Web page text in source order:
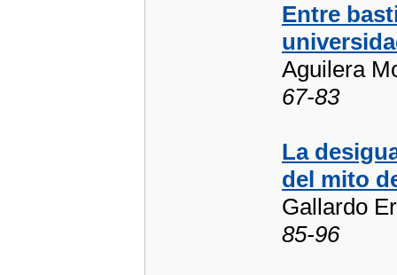
Entre
Aguilera
67-83
La
del mito
Gallardo
85-96